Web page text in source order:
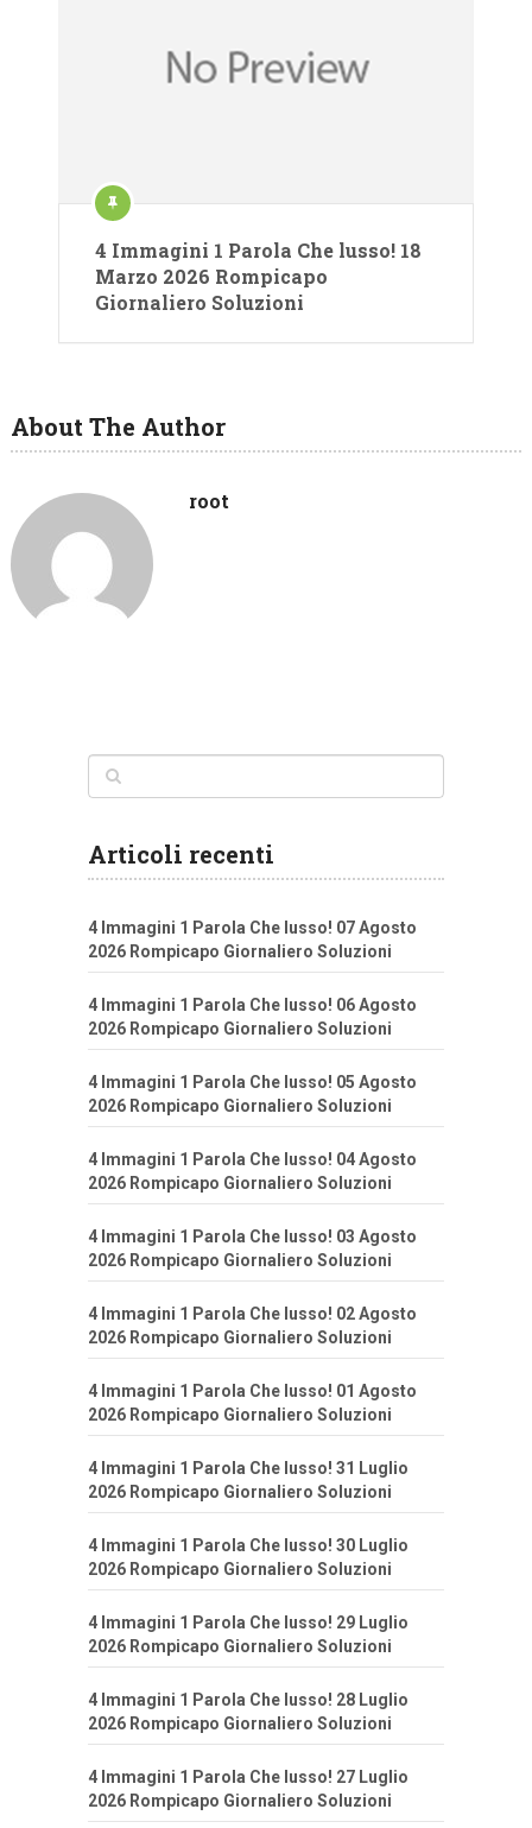
4 Immagini 1 Parola Che lusso! 18
Marzo 2026 Rompicapo
Giornaliero Soluzioni
About The Author
root
Articoli recenti
4 Immagini 1 Parola Che lusso! 07 Agosto
2026 Rompicapo Giornaliero Soluzioni
4 Immagini 1 Parola Che lusso! 06 Agosto
2026 Rompicapo Giornaliero Soluzioni
4 Immagini 1 Parola Che lusso! 05 Agosto
2026 Rompicapo Giornaliero Soluzioni
4 Immagini 1 Parola Che lusso! 04 Agosto
2026 Rompicapo Giornaliero Soluzioni
4 Immagini 1 Parola Che lusso! 03 Agosto
2026 Rompicapo Giornaliero Soluzioni
4 Immagini 1 Parola Che lusso! 02 Agosto
2026 Rompicapo Giornaliero Soluzioni
4 Immagini 1 Parola Che lusso! 01 Agosto
2026 Rompicapo Giornaliero Soluzioni
4 Immagini 1 Parola Che lusso! 31 Luglio
2026 Rompicapo Giornaliero Soluzioni
4 Immagini 1 Parola Che lusso! 30 Luglio
2026 Rompicapo Giornaliero Soluzioni
4 Immagini 1 Parola Che lusso! 29 Luglio
2026 Rompicapo Giornaliero Soluzioni
4 Immagini 1 Parola Che lusso! 28 Luglio
2026 Rompicapo Giornaliero Soluzioni
4 Immagini 1 Parola Che lusso! 27 Luglio
2026 Rompicapo Giornaliero Soluzioni